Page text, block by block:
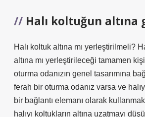
Halı koltuğun altına
Halı koltuk altına mı yerleştirilmeli?
altına mı yerleştirileceği tamamen
oturma odanızın genel tasarımına
ferah bir oturma odanız varsa ve
bir bağlantı elemanı olarak
halıyı koltukların altına uzatmayı